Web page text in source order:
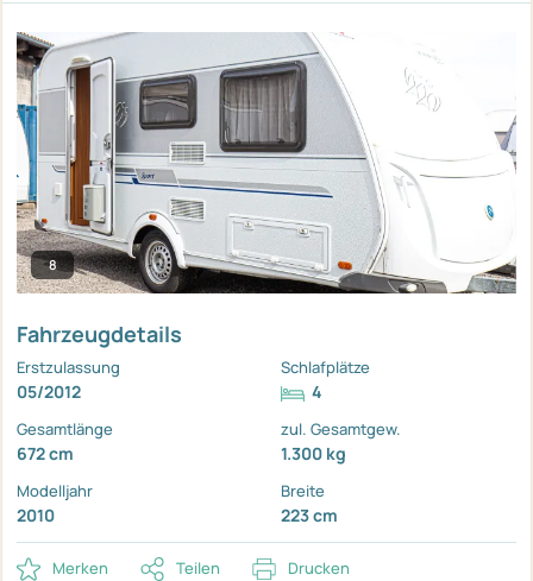
8
Fahrzeugdetails
Erstzulassung
05/2012
Schlafplätze
4
Gesamtlänge
672 cm
zul. Gesamtgew.
1.300 kg
Modelljahr
2010
Breite
223 cm
Merken Teilen Drucken